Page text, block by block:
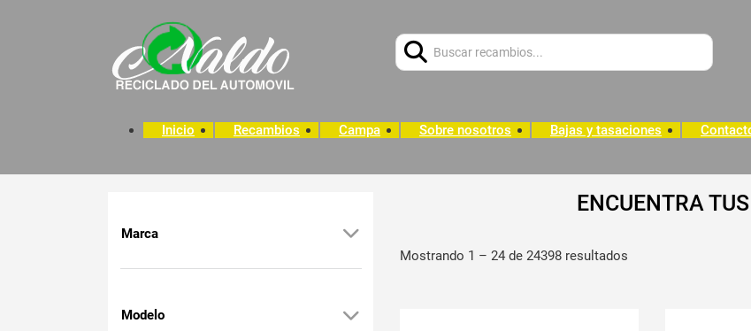
Inicio Recambios Campa Sobre nosotros Bajas y tasaciones
ENCUENTRA
Marca
Modelo
Mostrando 1 – 24 de 24398 resultados